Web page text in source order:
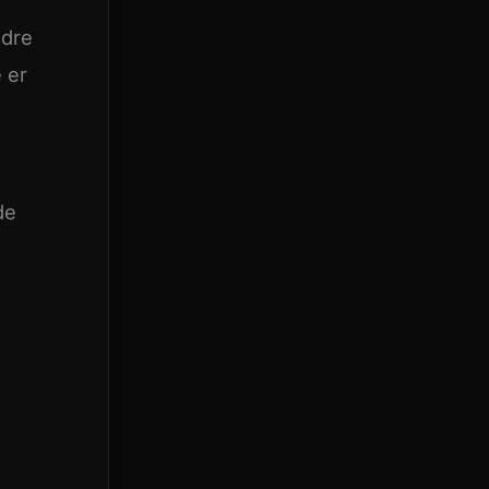
er